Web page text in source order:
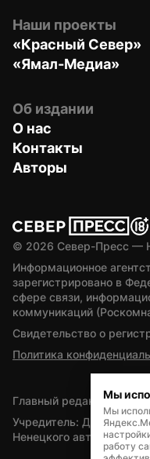
Наши проекты
«Красный Север»
«Ямал-Медиа»
Об издании
О нас
Контакты
Авторы
© 2026 Север-Пресс —
Информационное
зарегистрировано в
сфере связи,
коммуникаций
Свидетельство о
Политика
Главный редактор —
Учредитель:
Ненецкого автономного
Мы
Мы
работу